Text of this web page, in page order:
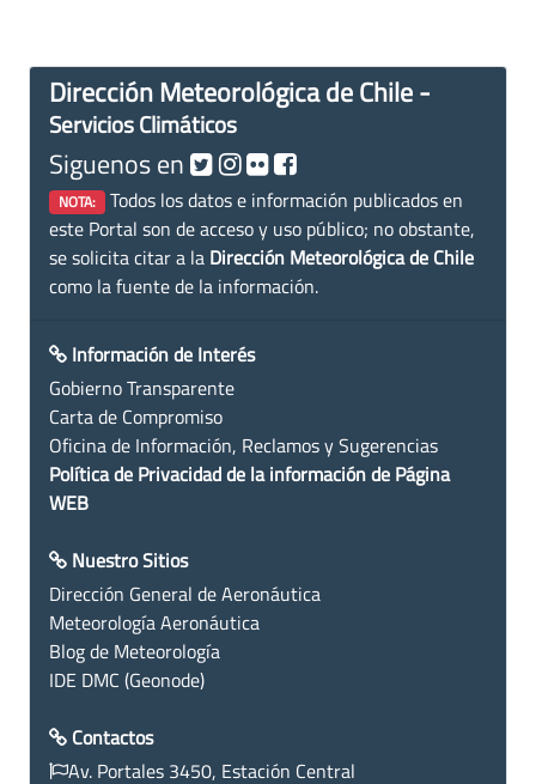
Dirección Meteorológica de Chile -
Servicios Climáticos
Siguenos en
NOTA: Todos los datos e información publicados en
este Portal son de acceso y uso público; no obstante,
se solicita citar a la Dirección Meteorológica de Chile
como la fuente de la información.
Información de Interés
Gobierno Transparente
Carta de Compromiso
Oficina de Información, Reclamos y Sugerencias
Política de Privacidad de la información de Página
WEB
Nuestro Sitios
Dirección General de Aeronáutica
Meteorología Aeronáutica
Blog de Meteorología
IDE DMC (Geonode)
Contactos
Av. Portales 3450, Estación Central